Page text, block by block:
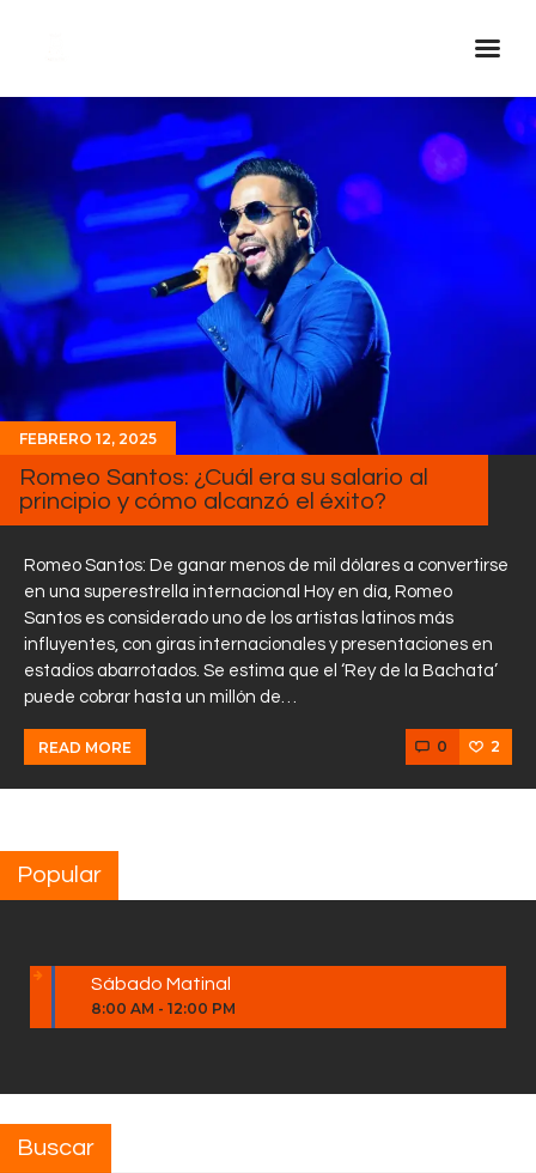
Inicio Real FM
Streaming
En Vivo
Descarga La APP
Programas
Noticias
Equipo
Sobre Nosotros
Contactos
FEBRERO 12, 2025
Romeo Santos: ¿Cuál era su salario al
principio y cómo alcanzó el éxito?
Romeo Santos: De ganar menos de mil dólares a convertirse
en una superestrella internacional Hoy en día, Romeo
Santos es considerado uno de los artistas latinos más
influyentes, con giras internacionales y presentaciones en
estadios abarrotados. Se estima que el ‘Rey de la Bachata’
puede cobrar hasta un millón de…
READ MORE 0 2
Popular
Sábado Matinal
8:00 AM - 12:00 PM
Buscar